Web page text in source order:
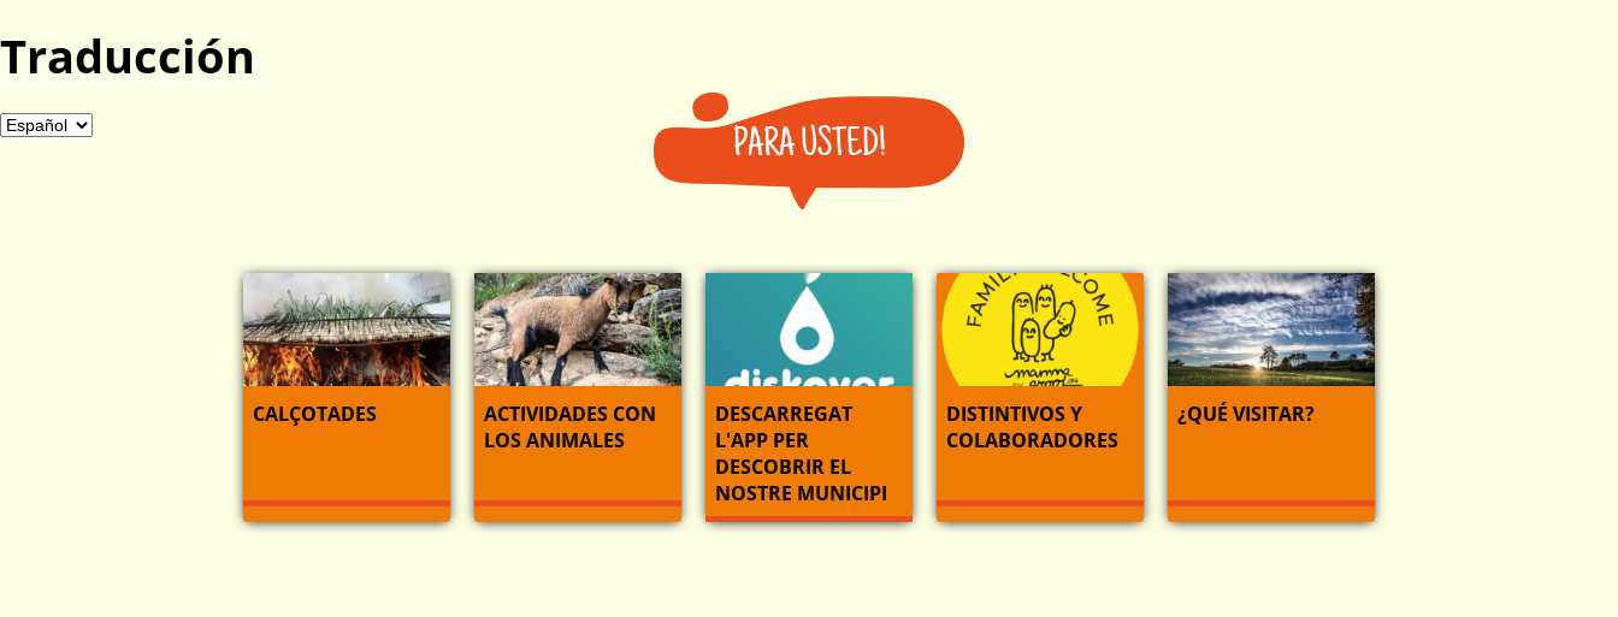
Traducción
PARA USTED!
CALÇOTADES
ACTIVIDADES CON
LOS ANIMALES
DESCARREGAT
L'APP PER
DESCOBRIR EL
NOSTRE MUNICIPI
DISTINTIVOS Y
COLABORADORES
¿QUÉ VISITAR?